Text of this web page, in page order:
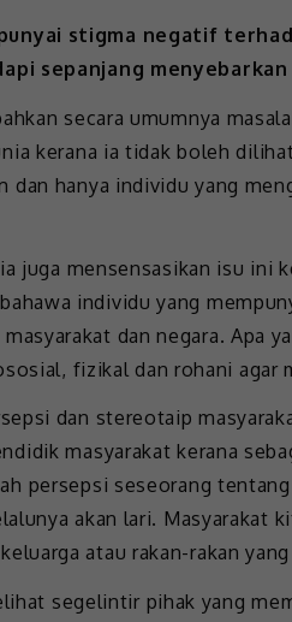
stigma negatif
sepanjang
secara umumnya
kerana ia tidak boleh
hanya individu yang
juga mensensasikan isu ini
individu yang
dan negara. Apa
fizikal dan rohani agar
dan stereotaip
masyarakat kerana
persepsi seseorang
akan lari. Masyarakat
atau rakan-rakan
segelintir pihak yang